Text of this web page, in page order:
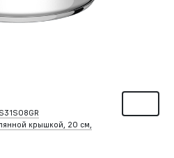
крышкой, 20 см,